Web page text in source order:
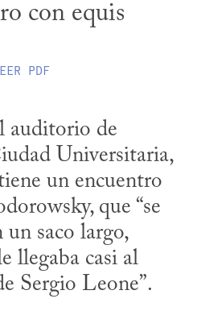
con equis
PDF
auditorio de
Universitaria,
un encuentro
que “se
un saco largo,
llegaba casi al
Sergio Leone”.